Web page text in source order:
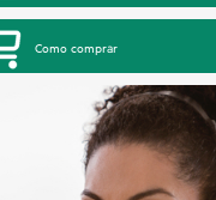
Como comprar